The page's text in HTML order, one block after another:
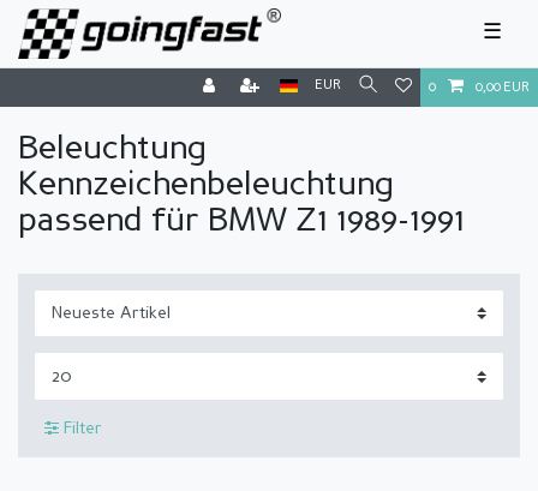
☰
EUR 0 0,00 EUR
Beleuchtung
Kennzeichenbeleuchtung
passend für BMW Z1 1989-1991
Filter